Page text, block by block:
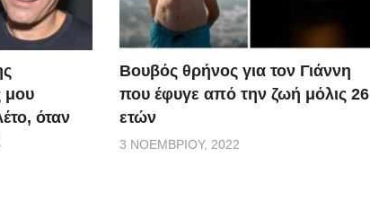
μου
όταν
Βουβός θρήνος για τον Γιάννη
που έφυγε από την ζωή μόλις 26
ετών
3 ΝΟΕΜΒΡΊΟΥ, 2022